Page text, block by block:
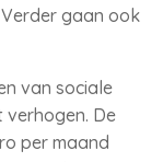
gaan ook
van sociale
verhogen. De
per maand